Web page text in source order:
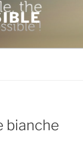
bianche